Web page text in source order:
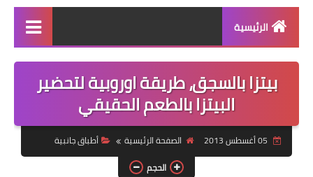
الرئيسية
الرئيسية
أطباق ووجبات
أطباق رئيسية
أطباق جانبية
بيتزا بالسجق، طريقة اوروبية لتحضير
البيتزا بالطعم الحقيقي
الصفحة الرئيسية
أطباق جانبية
الحجم